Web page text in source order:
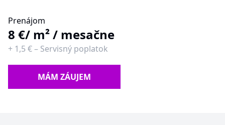
Prenájom
8 €/ m² / mesačne
+ 1,5 €– Servisný poplatok
MÁM ZÁUJEM